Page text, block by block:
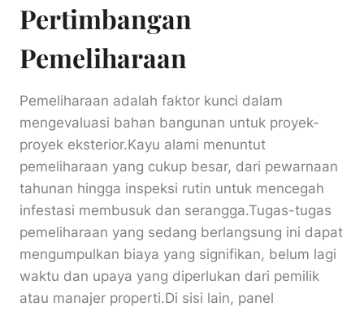
Pertimbangan
Pemeliharaan
Pemeliharaan adalah faktor kunci dalam
mengevaluasi bahan bangunan untuk proyek-
proyek eksterior.Kayu alami menuntut
pemeliharaan yang cukup besar, dari pewarnaan
tahunan hingga inspeksi rutin untuk mencegah
infestasi membusuk dan serangga.Tugas-tugas
pemeliharaan yang sedang berlangsung ini dapat
mengumpulkan biaya yang signifikan, belum lagi
waktu dan upaya yang diperlukan dari pemilik
atau manajer properti.Di sisi lain, panel